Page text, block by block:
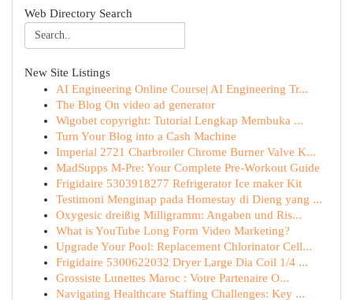
Web Directory Search
New Site Listings
AI Engineering Online Course| AI Engineering Tr...
The Blog On video ad generator
Wigobet copyright: Tutorial Lengkap Membuka ...
Turn Your Blog into a Cash Machine
Imperial 2721 Charbroiler Chrome Burner Valve K...
MadSupps M-Pre: Your Complete Pre-Workout Guide
Frigidaire 5303918277 Refrigerator Ice maker Kit
Testimoni Menginap pada Homestay di Dieng yang ...
Oxygesic dreißig Milligramm: Angaben und Ris...
What is YouTube Long Form Video Marketing?
Upgrade Your Pool: Replacement Chlorinator Cell...
Frigidaire 5300622032 Dryer Large Dia Coil 1/4 ...
Grossiste Lunettes Maroc : Votre Partenaire O...
Navigating Healthcare Staffing Challenges: Key ...